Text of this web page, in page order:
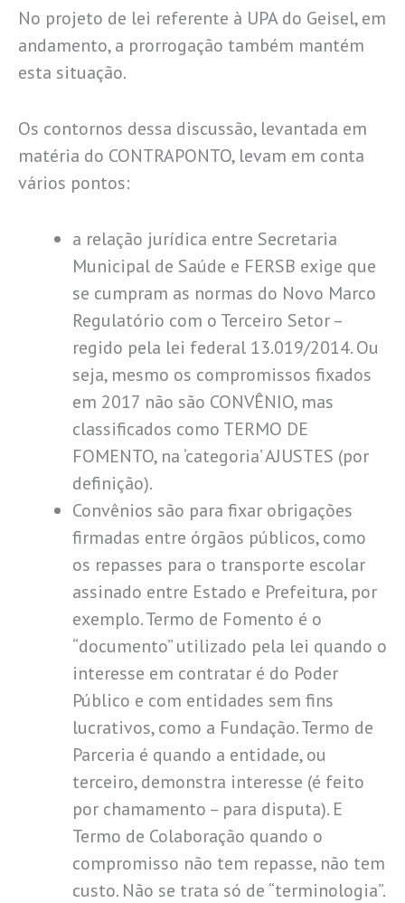
No projeto de lei referente à UPA do Geisel, em
andamento, a prorrogação também mantém
esta situação.
Os contornos dessa discussão, levantada em
matéria do CONTRAPONTO, levam em conta
vários pontos:
a relação jurídica entre Secretaria
Municipal de Saúde e FERSB exige que
se cumpram as normas do Novo Marco
Regulatório com o Terceiro Setor –
regido pela lei federal 13.019/2014. Ou
seja, mesmo os compromissos fixados
em 2017 não são CONVÊNIO, mas
classificados como TERMO DE
FOMENTO, na ‘categoria’ AJUSTES (por
definição).
Convênios são para fixar obrigações
firmadas entre órgãos públicos, como
os repasses para o transporte escolar
assinado entre Estado e Prefeitura, por
exemplo. Termo de Fomento é o
“documento” utilizado pela lei quando o
interesse em contratar é do Poder
Público e com entidades sem fins
lucrativos, como a Fundação. Termo de
Parceria é quando a entidade, ou
terceiro, demonstra interesse (é feito
por chamamento – para disputa). E
Termo de Colaboração quando o
compromisso não tem repasse, não tem
custo. Não se trata só de “terminologia”.